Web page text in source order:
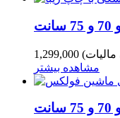
مشاهده بیشتر